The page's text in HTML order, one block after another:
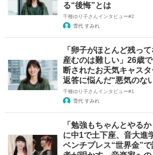
る“後悔”とは
千種ゆり子さんインタビュー#2
雪代 すみれ
「卵子がほとんど残っ
産むのは難しい」26歳
断されたお天気キャス
返答に悩んだ“悪気のな
千種ゆり子さんインタビュー#1
雪代 すみれ
「勉強もちゃんとやる
に中1で土下座、音大進
ベンチプレス“世界金”